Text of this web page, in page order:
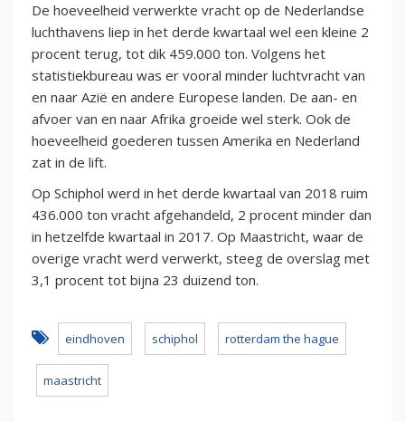
De hoeveelheid verwerkte vracht op de Nederlandse
luchthavens liep in het derde kwartaal wel een kleine 2
procent terug, tot dik 459.000 ton. Volgens het
statistiekbureau was er vooral minder luchtvracht van
en naar Azië en andere Europese landen. De aan- en
afvoer van en naar Afrika groeide wel sterk. Ook de
hoeveelheid goederen tussen Amerika en Nederland
zat in de lift.
Op Schiphol werd in het derde kwartaal van 2018 ruim
436.000 ton vracht afgehandeld, 2 procent minder dan
in hetzelfde kwartaal in 2017. Op Maastricht, waar de
overige vracht werd verwerkt, steeg de overslag met
3,1 procent tot bijna 23 duizend ton.
eindhoven schiphol rotterdam the hague
maastricht